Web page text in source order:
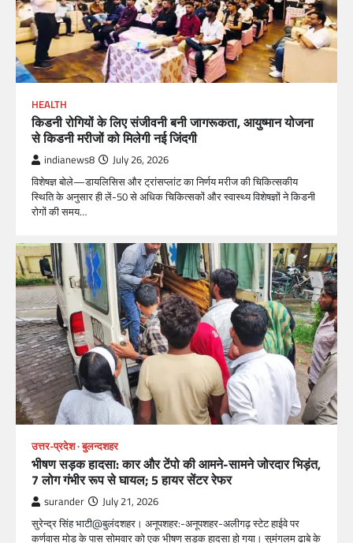
HEALTH
किडनी रोगियों के लिए संजीवनी बनी जागरूकता, आयुष्मान योजना
से किडनी मरीजों को मिलेगी नई जिंदगी
indianews8 July 26, 2026
विशेषज्ञ बोले—डायलिसिस और ट्रांसप्लांट का निर्णय मरीज की चिकित्सकीय
स्थिति के अनुसार ही लें-50 से अधिक चिकित्सकों और स्वास्थ्य विशेषज्ञों ने किडनी
रोगों की समय…
उत्तर-प्रदेश बुलन्दशहर
भीषण सड़क हादसा: कार और टेंपो की आमने-सामने जोरदार भिड़ंत,
7 लोग गंभीर रूप से घायल; 5 हायर सेंटर रेफर​
surander July 21, 2026
सुरेन्द्र सिंह भाटी@बुलंदशहर। अनूपशहर:-अनूपशहर-अलीगढ़ स्टेट हाईवे पर
कर्णवास मोड़ के पास सोमवार को एक भीषण सड़क हादसा हो गया। सुमंगलम ढाबे के